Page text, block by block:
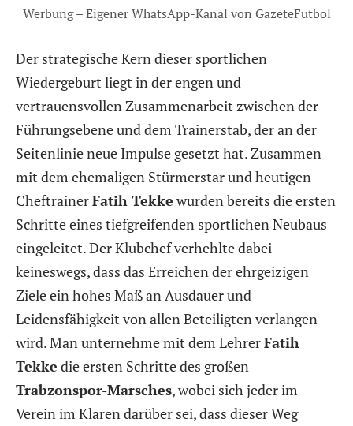
Werbung – Eigener WhatsApp-Kanal von GazeteFutbol
Der strategische Kern dieser sportlichen
Wiedergeburt liegt in der engen und
vertrauensvollen Zusammenarbeit zwischen der
Führungsebene und dem Trainerstab, der an der
Seitenlinie neue Impulse gesetzt hat. Zusammen
mit dem ehemaligen Stürmerstar und heutigen
CheftrainerFatih Tekke wurden bereits die ersten
Schritte eines tiefgreifenden sportlichen Neubaus
eingeleitet. Der Klubchef verhehlte dabei
keineswegs, dass das Erreichen der ehrgeizigen
Ziele ein hohes Maß an Ausdauer und
Leidensfähigkeit von allen Beteiligten verlangen
wird. Man unternehme mit dem LehrerFatih
Tekke die ersten Schritte des großen
Trabzonspor-Marsches, wobei sich jeder im
Verein im Klaren darüber sei, dass dieser Weg